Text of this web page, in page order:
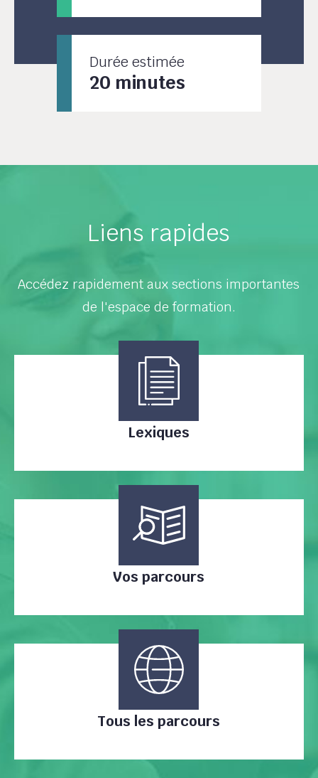
Durée estimée
20 minutes
Liens rapides
Accédez rapidement aux sections importantes
de l'espace de formation.
Lexiques
Vos parcours
Tous les parcours